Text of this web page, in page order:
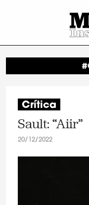
Crítica
Sault: “Aiir”
20/12/2022